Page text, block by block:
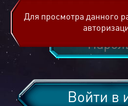
Войти в
Для просмотра данного